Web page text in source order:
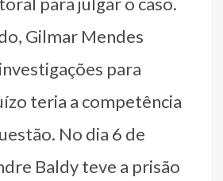
Gilmar Mendes
para
teria a competência
No dia 6 de
Baldy teve a prisão